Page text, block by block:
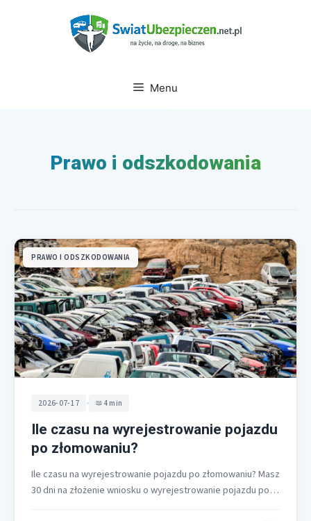
Menu
Prawo i odszkodowania
PRAWO I ODSZKODOWANIA
2026-07-17 • 4 min
Ile czasu na wyrejestrowanie pojazdu
po złomowaniu?
Ile czasu na wyrejestrowanie pojazdu po złomowaniu? Masz
30 dni na złożenie wniosku o wyrejestrowanie pojazdu po